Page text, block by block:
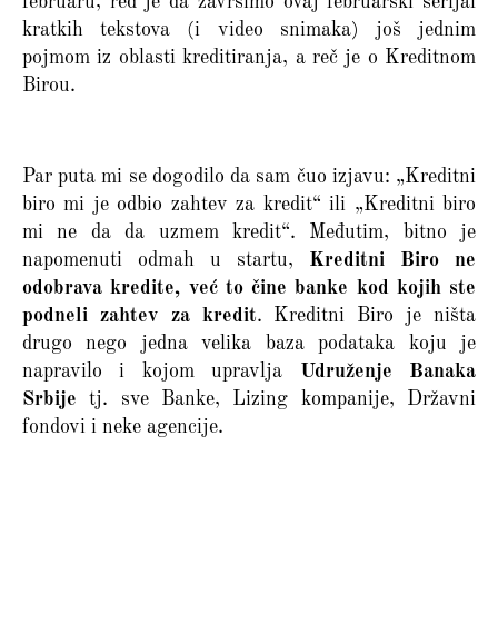
kratkih tekstova (i video snimaka) još jednim
pojmom iz oblasti kreditiranja, a reč je o Kreditnom
Birou.
Par puta mi se dogodilo da sam čuo izjavu: „Kreditni
biro mi je odbio zahtev za kredit“ ili „Kreditni biro
mi ne da da uzmem kredit“. Međutim, bitno je
napomenuti odmah u startu,
Kreditni Biro ne
odobrava kredite, već to čine banke kod kojih ste
podneli zahtev za kredit. Kreditni Biro je ništa
drugo nego jedna velika baza podataka koju je
napravilo i kojom upravlja
Udruženje Banaka
Srbije tj. sve Banke, Lizing kompanije, Državni
fondovi i neke agencije.